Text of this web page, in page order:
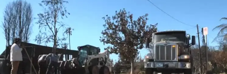
MEDIO CAMPIDANO
ORISTANO E PROVINCIA
SASSARI E PROVINCIA
GALLURA
NUORO E PROVINCIA